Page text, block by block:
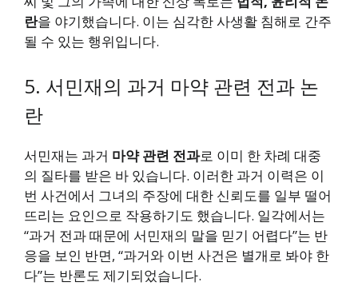
란을 야기했습니다. 이는 심각한 사생활 침해로 간주
될 수 있는 행위입니다.
5. 서민재의 과거 마약 관련 전과 논
란
서민재는 과거 마약 관련 전과로 이미 한 차례 대중
의 질타를 받은 바 있습니다. 이러한 과거 이력은 이
번 사건에서 그녀의 주장에 대한 신뢰도를 일부 떨어
뜨리는 요인으로 작용하기도 했습니다. 일각에서는
“과거 전과 때문에 서민재의 말을 믿기 어렵다”는 반
응을 보인 반면, “과거와 이번 사건은 별개로 봐야 한
다”는 반론도 제기되었습니다.